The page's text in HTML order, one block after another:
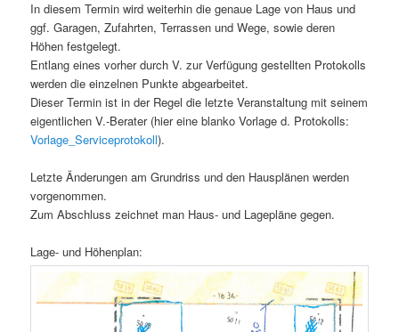
In diesem Termin wird weiterhin die genaue Lage von Haus und
ggf. Garagen, Zufahrten, Terrassen und Wege, sowie deren
Höhen festgelegt.
Entlang eines vorher durch V. zur Verfügung gestellten Protokolls
werden die einzelnen Punkte abgearbeitet.
Dieser Termin ist in der Regel die letzte Veranstaltung mit seinem
eigentlichen V.-Berater (hier eine blanko Vorlage d. Protokolls:
Vorlage_Serviceprotokoll).
Letzte Änderungen am Grundriss und den Hausplänen werden
vorgenommen.
Zum Abschluss zeichnet man Haus- und Lagepläne gegen.
Lage- und Höhenplan: